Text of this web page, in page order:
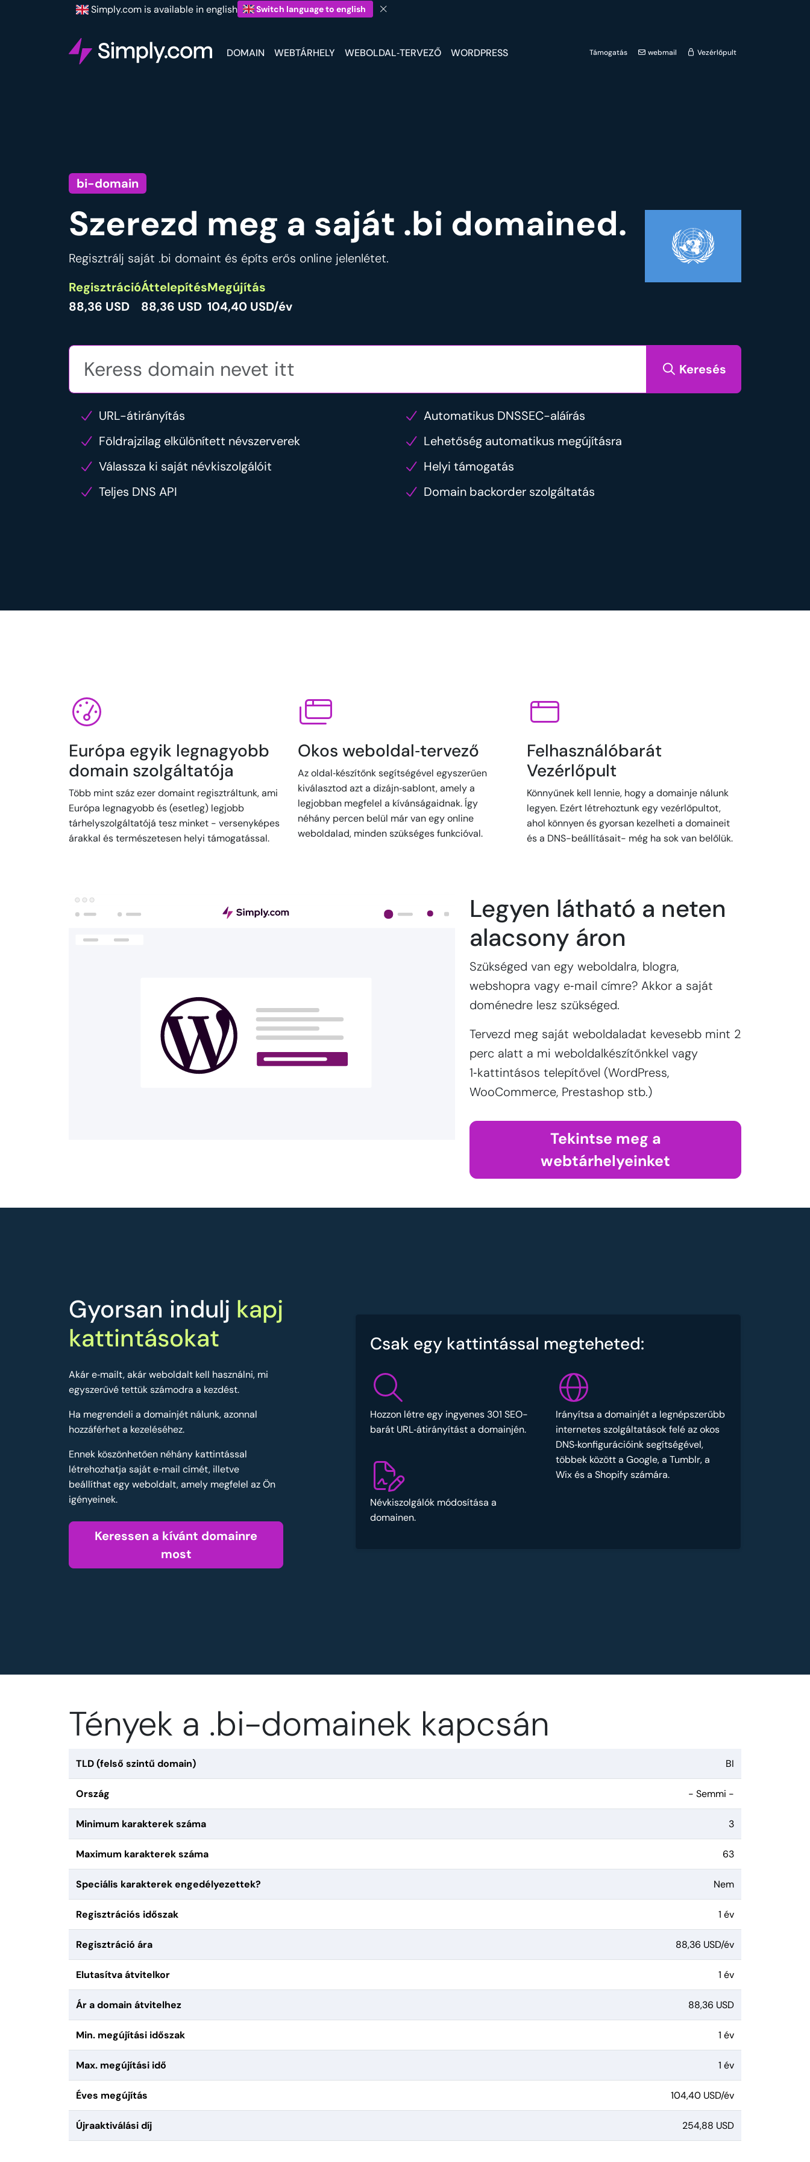
Simply.com is available in english Switch language to english
DOMAIN WEBTÁRHELY WEBOLDAL‑TERVEZŐ WORDPRESS Támogatás webmail Vezérlőpult
bi-domain
Szerezd meg a saját .bi domained.
Regisztrálj saját .bi domaint és építs erős online jelenlétet.
Regisztráció
88,36 USD
Áttelepítés
88,36 USD
Megújítás
104,40 USD/év
Keresés
URL-átirányítás
Automatikus DNSSEC-aláírás
Földrajzilag elkülönített névszerverek
Lehetőség automatikus megújításra
Válassza ki saját névkiszolgálóit
Helyi támogatás
Teljes DNS API
Domain backorder szolgáltatás
Európa egyik legnagyobb
domain szolgáltatója
Több mint száz ezer domaint regisztráltunk, ami
Európa legnagyobb és (esetleg) legjobb
tárhelyszolgáltatójá tesz minket - versenyképes
árakkal és természetesen helyi támogatással.
Okos weboldal‑tervező
Az oldal‑készítőnk segítségével egyszerűen
kiválasztod azt a dizájn‑sablont, amely a
legjobban megfelel a kívánságaidnak. Így
néhány percen belül már van egy online
weboldalad, minden szükséges funkcióval.
Felhasználóbarát
Vezérlőpult
Könnyűnek kell lennie, hogy a domainje nálunk
legyen. Ezért létrehoztunk egy vezérlőpultot,
ahol könnyen és gyorsan kezelheti a domaineit
és a DNS-beállításait- még ha sok van belőlük.
Legyen látható a neten
alacsony áron
Szükséged van egy weboldalra, blogra,
webshopra vagy e‑mail címre? Akkor a saját
doménedre lesz szükséged.
Tervezd meg saját weboldaladat kevesebb mint 2
perc alatt a mi weboldalkészítőnkkel vagy
1‑kattintásos telepítővel (WordPress,
WooCommerce, Prestashop stb.)
Tekintse meg a
webtárhelyeinket
Gyorsan indulj kapj
kattintásokat
Akár e‑mailt, akár weboldalt kell használni, mi
egyszerűvé tettük számodra a kezdést.
Ha megrendeli a domainjét nálunk, azonnal
hozzáférhet a kezeléséhez.
Ennek köszönhetően néhány kattintással
létrehozhatja saját e‑mail címét, illetve
beállíthat egy weboldalt, amely megfelel az Ön
igényeinek.
Keressen a kívánt domainre
most
Csak egy kattintással megteheted:
Hozzon létre egy ingyenes 301 SEO-
barát URL‑átirányítást a domainjén.
Névkiszolgálók módosítása a
domainen.
Irányítsa a domainjét a legnépszerűbb
internetes szolgáltatások felé az okos
DNS‑konfigurációink segítségével,
többek között a Google, a Tumblr, a
Wix és a Shopify számára.
Tények a .bi-domainek kapcsán
TLD (felső szintű domain) BI
Ország - Semmi -
Minimum karakterek száma 3
Maximum karakterek száma 63
Speciális karakterek engedélyezettek? Nem
Regisztrációs időszak 1 év
Regisztráció ára 88,36 USD/év
Elutasítva átvitelkor 1 év
Ár a domain átvitelhez 88,36 USD
Min. megújítási időszak 1 év
Max. megújítási idő 1 év
Éves megújítás 104,40 USD/év
Újraaktiválási díj 254,88 USD